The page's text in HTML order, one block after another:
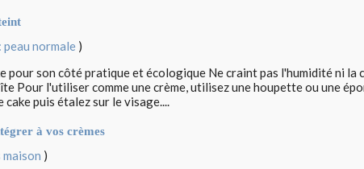
peau normale )
pour son côté pratique et écologique Ne craint pas l'humidité ni la
Pour l'utiliser comme une crème, utilisez une houpette ou une
puis étalez sur le visage....
à vos crèmes
maison )